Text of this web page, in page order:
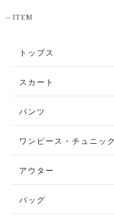
-ITEM
トップス
スカート
パンツ
ワンピース・チュニック
アウター
バッグ